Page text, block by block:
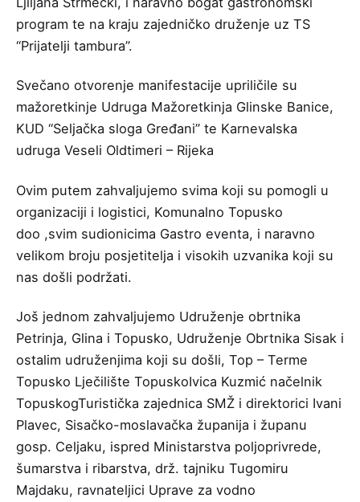
program te na kraju zajedničko druženje uz TS
“Prijatelji tambura”.
Svečano otvorenje manifestacije upriličile su
mažoretkinje Udruga Mažoretkinja Glinske Banice,
KUD “Seljačka sloga Gređani” te Karnevalska
udruga Veseli Oldtimeri – Rijeka
Ovim putem zahvaljujemo svima koji su pomogli u
organizaciji i logistici, Komunalno Topusko
doo ,svim sudionicima Gastro eventa, i naravno
velikom broju posjetitelja i visokih uzvanika koji su
nas došli podržati.
Još jednom zahvaljujemo Udruženje obrtnika
Petrinja, Glina i Topusko, Udruženje Obrtnika Sisak i
ostalim udruženjima koji su došli, Top – Terme
Topusko Lječilište TopuskoIvica Kuzmić načelnik
TopuskogTuristička zajednica SMŽ i direktorici Ivani
Plavec, Sisačko-moslavačka županija i županu
gosp. Celjaku, ispred Ministarstva poljoprivrede,
šumarstva i ribarstva, drž. tajniku Tugomiru
Majdaku, ravnateljici Uprave za vodno